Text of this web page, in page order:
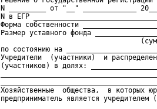
N _________ от "__" _____________
N в ЕГР
Форма собственности
Размер уставного фонда
по состоянию на
Учредители  (участники)  и
(участников) в долях:
Хозяйственные  общества,  в которых
предприниматель является учредителем